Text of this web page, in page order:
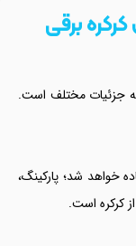
برقی
جزئیات مختلف است.
خواهد شد؛ پارکینگ،
کرکره است.